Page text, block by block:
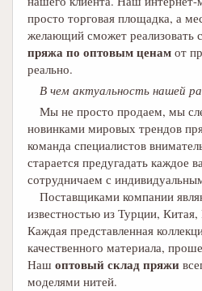
просто торговая площадка, а
желающий сможет реализовать
пряжа по оптовым ценам от
реально.
В чем актуальность нашей
Мы не просто продаем, мы
новинками мировых трендов
команда специалистов
старается предугадать каждое
сотрудничаем с
Поставщиками компании
известностью из Турции,
Каждая представленная
качественного материала,
Наш оптовый склад пряжи
моделями нитей.